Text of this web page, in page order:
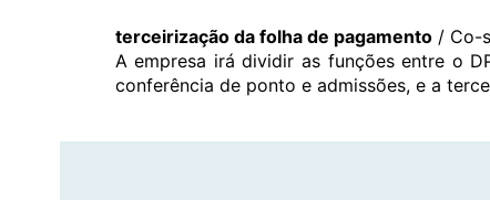
terceirização da folha de pagamento/ Co-
A empresa irá dividir as funções entre o
conferência de ponto e admissões, e a